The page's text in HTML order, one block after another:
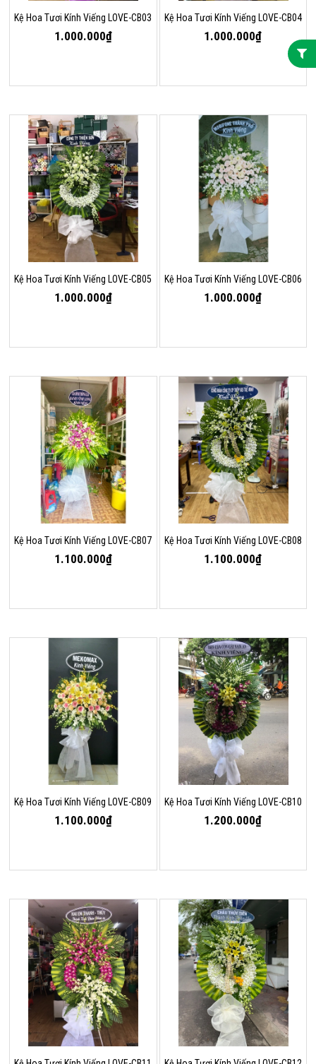
Kệ Hoa Tươi Kính Viếng LOVE-CB03
1.000.000₫
Kệ Hoa Tươi Kính Viếng LOVE-CB04
1.000.000₫
Kệ Hoa Tươi Kính Viếng LOVE-CB05
1.000.000₫
Kệ Hoa Tươi Kính Viếng LOVE-CB06
1.000.000₫
Kệ Hoa Tươi Kính Viếng LOVE-CB07
1.100.000₫
Kệ Hoa Tươi Kính Viếng LOVE-CB08
1.100.000₫
Kệ Hoa Tươi Kính Viếng LOVE-CB09
1.100.000₫
Kệ Hoa Tươi Kính Viếng LOVE-CB10
1.200.000₫